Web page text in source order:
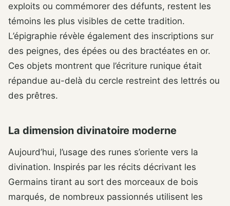
exploits ou commémorer des défunts, restent les
témoins les plus visibles de cette tradition.
L’épigraphie révèle également des inscriptions sur
des peignes, des épées ou des bractéates en or.
Ces objets montrent que l’écriture runique était
répandue au-delà du cercle restreint des lettrés ou
des prêtres.
La dimension divinatoire moderne
Aujourd’hui, l’usage des runes s’oriente vers la
divination. Inspirés par les récits décrivant les
Germains tirant au sort des morceaux de bois
marqués, de nombreux passionnés utilisent les